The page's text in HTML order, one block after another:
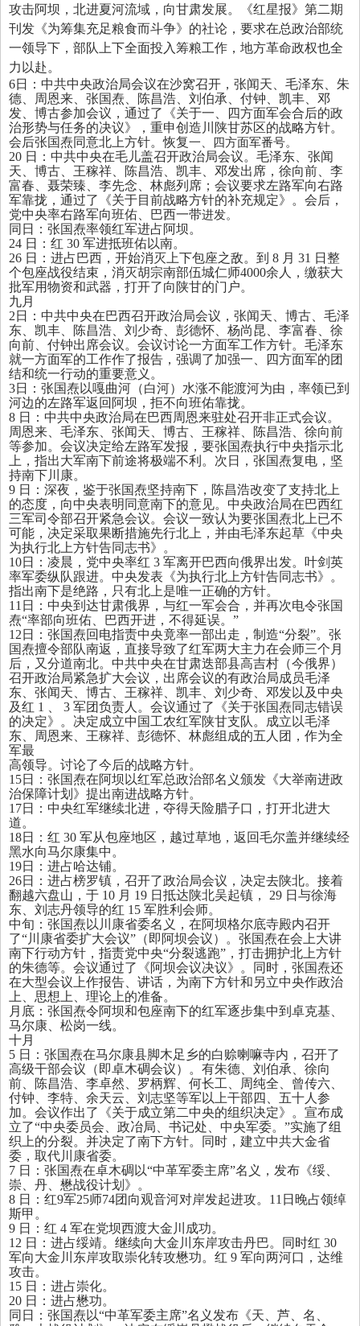
攻击阿坝 ， 北进夏河流域 ， 向甘肃发展。《红星报》第二期
刊发《为筹集充足粮食而斗争》的社论 ， 要求在总政治部统
一领导下 ， 部队上下全面投入筹粮工作 ， 地方革命政权也全
力以赴。
6日 ： 中共中央政治局会议在沙窝召开 ， 张闻天、毛泽东、朱
德、周恩来、张国焘、陈昌浩、刘伯承、付钟、凯丰、邓
发、博古参加会议 ， 通过了《关于一、四方面军会合后的政
治形势与任务的决议》
， 重申创造川陕甘苏区的战略方针。
会后张国焘同意北上方针。恢复一、四方面军番号。
20 日 ： 中共中央在毛儿盖召开政治局会议。毛泽东、张闻
天、博古、王稼祥、陈昌浩、凯丰、邓发出席 ， 徐向前、李
富春、聂荣臻、李先念、林彪列席 ； 会议要求左路军向右路
军靠拢 ， 通过了《关于目前战略方针的补充规定》。会后 ，
党中央率右路军向班佑、巴西一带进发。
同日 ： 张国焘率领红军进占阿坝。
24 日 ： 红 30 军进抵班佑以南。
26 日 ： 进占巴西 ， 开始消灭上下包座之敌。到 8 月 31 日整
个包座战役结束 ， 消灭胡宗南部伍城仁师4000余人 ， 缴获大
批军用物资和武器 ， 打开了向陕甘的门户。
九月
2 日 ： 中共中央在巴西召开政治局会议 ， 张闻天、博古、毛泽
东、凯丰、陈昌浩、刘少奇、彭德怀、杨尚昆、李富春、徐
向前、付钟出席会议。会议讨论一方面军工作方针。毛泽东
就一方面军的工作作了报告 ， 强调了加强一、四方面军的团
结和统一行动的重要意义。
3日 ： 张国焘以嘎曲河 （白河） 水涨不能渡河为由 ， 率领已到
河边的左路军返回阿坝 ， 拒不向班佑靠拢。
8 日 ： 中共中央政治局在巴西周恩来驻处召开非正式会议。
周恩来、毛泽东、张闻天、博古、王稼祥、陈昌浩、徐向前
等参加。会议决定给左路军发报 ， 要张国焘执行中央指示北
上 ， 指出大军南下前途将极端不利。次日 ， 张国焘复电 ， 坚
持南下川康。
9 日 ： 深夜 ， 鉴于张国焘坚持南下 ， 陈昌浩改变了支持北上
的态度 ， 向中央表明同意南下的意见。中央政治局在巴西红
三军司令部召开紧急会议。会议一致认为要张国焘北上已不
可能 ， 决定采取果断措施先行北上，并由毛泽东起草《中央
为执行北上方针告同志书》。
10日：凌晨，党中央率红 3 军离开巴西向俄界出发。叶剑英
率军委纵队跟进。中央发表《为执行北上方针告同志书》。
指出南下是绝路，只有北上是唯一正确的方针。
11日：中央到达甘肃俄界，与红一军会合，并再次电令张国
焘“率部向班佑、巴西开进，不得延误。”
12日：张国焘回电指责中央竟率一部出走，制造“分裂”。张
国焘擅令部队南返，直接导致了红军两大主力在会师三个月
后，又分道南北。中共中央在甘肃迭部县高吉村（今俄界）
召开政治局紧急扩大会议，出席会议的有政治局成员毛泽
东、张闻天、博古、王稼祥、凯丰、刘少奇、邓发以及中央
及红 1 、 3 军团负责人。会议通过了《关于张国焘同志错误
的决定》。决定成立中国工农红军陕甘支队。成立以毛泽
东、周恩来、王稼祥、彭德怀、林彪组成的五人团，作为全
军最
高领导。讨论了今后的战略方针。
15日：张国焘在阿坝以红军总政治部名义颁发《大举南进政
治保障计划》提出南进战略方针。
17日：中央红军继续北进，夺得天险腊子口，打开北进大
道。
18日：红 30 军从包座地区，越过草地，返回毛尔盖并继续经
黑水向马尔康集中。
19日：进占哈达铺。
26日：进占榜罗镇，召开了政治局会议，决定去陕北。接着
翻越六盘山，于 10 月 19 日抵达陕北吴起镇， 29 日与徐海
东、刘志丹领导的红 15 军胜利会师。
中旬：张国焘以川康省委名义，在阿坝格尔底寺殿内召开
了“川康省委扩大会议”（即阿坝会议）。张国焘在会上大讲
南下行动方针，指责党中央“分裂逃跑”，打击拥护北上方针
的朱德等。会议通过了《阿坝会议决议》。同时，张国焘还
在大型会议上作报告、讲话，为南下方针和另立中央作政治
上、思想上、理论上的准备。
月底：张国焘令阿坝和包座南下的红军逐步集中到卓克基、
马尔康、松岗一线。
十月
5 日：张国焘在马尔康县脚木足乡的白赊喇嘛寺内，召开了
高级干部会议（即卓木碉会议）。有朱德、刘伯承、徐向
前、陈昌浩、李卓然、罗柄辉、何长工、周纯全、曾传六、
付钟、李特、余天云、刘志坚等军以上干部四、五十人参
加。会议作出了《关于成立第二中央的组织决定》。宣布成
立了“中央委员会、政冶局、书记处、中央军委。”实施了组
织上的分裂。并决定了南下方针。同时，建立中共大金省
委，取代川康省委。
7 日：张国焘在卓木碉以“中革军委主席”名义，发布《绥、
崇、丹、懋战役计划》。
8 日：红9军25师74团向观音河对岸发起进攻。11日晚占领绰
斯甲。
9 日：红 4 军在党坝西渡大金川成功。
12 日：进占绥靖。继续向大金川东岸攻击丹巴。同时红 30
军向大金川东岸攻取崇化转攻懋功。红 9 军向两河口，达维
攻击。
15 日：进占崇化。
20 日：进占懋功。
同日：张国焘以“中革军委主席”名义发布《天、芦、名、